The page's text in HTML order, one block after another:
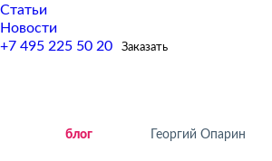
Статьи
Новости
+7 495 225 50 20
Заказать
ло Георгий Опарин